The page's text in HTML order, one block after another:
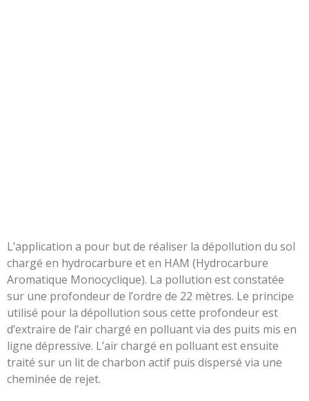
L’application a pour but de réaliser la dépollution du sol
chargé en hydrocarbure et en HAM (Hydrocarbure
Aromatique Monocyclique). La pollution est constatée
sur une profondeur de l’ordre de 22 mètres. Le principe
utilisé pour la dépollution sous cette profondeur est
d’extraire de l’air chargé en polluant via des puits mis en
ligne dépressive. L’air chargé en polluant est ensuite
traité sur un lit de charbon actif puis dispersé via une
cheminée de rejet.